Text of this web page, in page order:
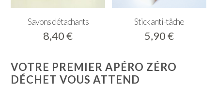
Savons détachants
8,40€
Stick anti-tâche
5,90€
VOTRE PREMIER APÉRO ZÉRO
DÉCHET VOUS ATTEND